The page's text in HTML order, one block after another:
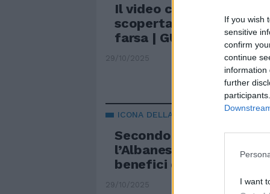
If you wish
sensitive
confirm
continue
information
further
I want
Il video che incastra
scoperta dei resti degli
farsa | GUARDA
29/10/2025
ICONA DELLA SINISTRA
Secondo mandato Onu
l’Albanese. Così
benefici dell’immunità
29/10/2025